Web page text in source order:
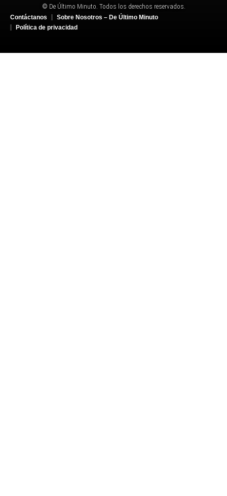
© De Último Minuto. Todos los derechos reservados.
Contáctanos
Sobre Nosotros – De Último Minuto
Política de privacidad